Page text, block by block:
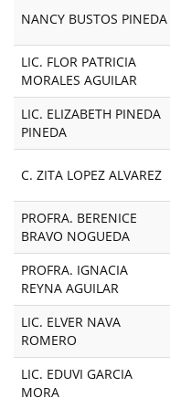
NANCY BUSTOS PINEDA
LIC. FLOR PATRICIA
MORALES AGUILAR
LIC. ELIZABETH PINEDA
PINEDA
C. ZITA LOPEZ ALVAREZ
PROFRA. BERENICE
BRAVO NOGUEDA
PROFRA. IGNACIA
REYNA AGUILAR
LIC. ELVER NAVA
ROMERO
LIC. EDUVI GARCIA
MORA